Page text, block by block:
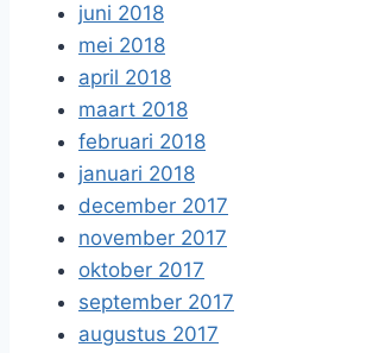
juni 2018
mei 2018
april 2018
maart 2018
februari 2018
januari 2018
december 2017
november 2017
oktober 2017
september 2017
augustus 2017